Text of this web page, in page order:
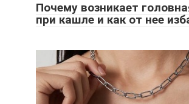
Почему возникает
при кашле и как от нее